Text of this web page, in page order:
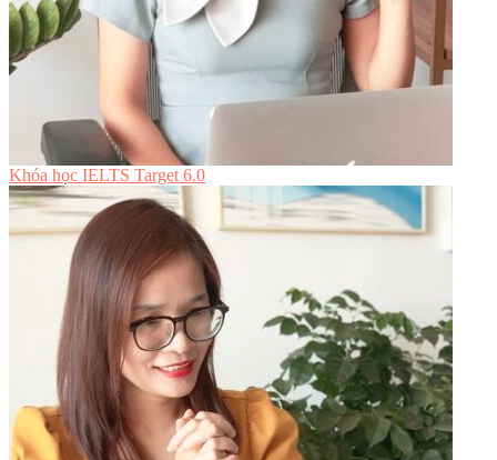
Khóa học IELTS Target 6.0